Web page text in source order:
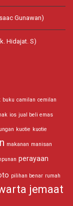
Gunawan)
Hidajat. S)
buku camilan cemilan
ios jual beli emas
kuotie kuotie
makanan manisan
perayaan
pilihan benar rumah
jemaat